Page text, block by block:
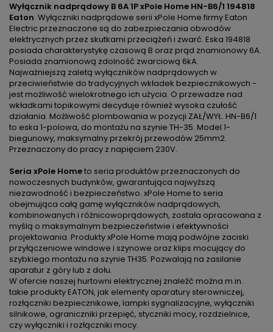
Wyłącznik nadprądowy B 6A 1P xPole Home HN-B6/1 194818
Eaton. Wyłączniki nadprądowe serii xPole Home firmy Eaton
Electric przeznaczone są do zabezpieczania obwodów
elektrycznych przez skutkami przeciążeń i zwarć. Eska 194818
posiada charakterystykę czasową B oraz prąd znamionowy 6A.
Posiada znamionową zdolność zwarciową 6kA.
Najważniejszą zaletą wyłączników nadprądowych w
przeciwieństwie do tradycyjnych wkładek bezpiecznikowych -
jest możliwość wielokrotnego ich użycia. O przewadze nad
wkładkami topikowymi decyduje również wysoka czułość
działania. Możliwość plombowania w pozycji ZAŁ/WYŁ. HN-B6/1
to eska 1-polowa, do montażu na szynie TH-35. Model 1-
biegunowy, maksymalny przekrój przewodów 25mm2.
Przeznaczony do pracy z napięciem 230V.
Seria xPole Hometo seria produktów przeznaczonych do
nowoczesnych budynków, gwarantująca najwyższą
niezawodność i bezpieczeństwo. xPole Home to seria
obejmująca całą gamę wyłączników nadprądowych,
kombinowanych i różnicowoprądowych, została opracowana z
myślą o maksymalnym bezpieczeństwie i efektywności
projektowania. Produkty xPole Home mają podwójne zaciski
przyłączeniowe windowe i szynowe oraz klips mocujący do
szybkiego montażu na szynie TH35. Pozwalają na zasilanie
aparatur z góry lub z dołu.
W ofercie naszej hurtowni elektrycznej znaleźć można m.in.
takie produkty EATON, jak elementy aparatury sterowniczej,
rozłączniki bezpiecznikowe, lampki sygnalizacyjne, wyłączniki
silnikowe, ograniczniki przepięć, styczniki mocy, rozdzielnice,
czy wyłączniki i rozłączniki mocy.